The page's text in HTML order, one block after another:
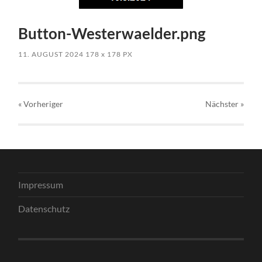
Button-Westerwaelder.png
11. AUGUST 2024 178x 178 PX
« Vorheriger Nächster »
Impressum
Datenschutz